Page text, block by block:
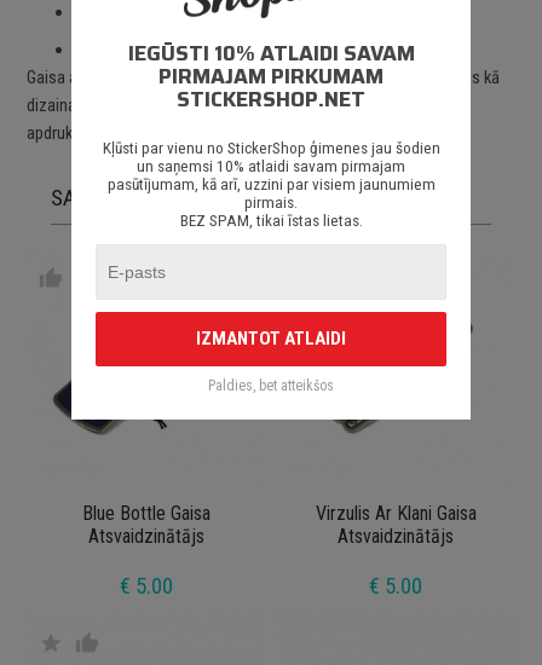
Izmantoti augstas kvalitātes materiāli;
Piegāde Latvijā un citviet pasaulē.
Gaisa atsvaidzinātājs lieliski piestāvēs pie jebkāda auto un kalpos kā
dizaina priekšmets. Izgatavots no augtas kvalitātes kartona ar
apdruku. Piesūcināts ar ēterisko smaržvielu.
SAISTĪTĀS PRECES
Blue Bottle Gaisa
Atsvaidzinātājs
€ 5.00
thumb_up
Virzulis Ar Klani Gaisa
Atsvaidzinātājs
€ 5.00
star thumb_up
IEGŪSTI 10% ATLAIDI SAVAM
PIRMAJAM PIRKUMAM
STICKERSHOP.NET
Kļūsti par vienu no StickerShop ģimenes jau šodien
un saņemsi 10% atlaidi savam pirmajam
pasūtījumam, kā arī, uzzini par visiem jaunumiem
pirmais.
BEZ SPAM, tikai īstas lietas.
IZMANTOT ATLAIDI
Paldies, bet atteikšos